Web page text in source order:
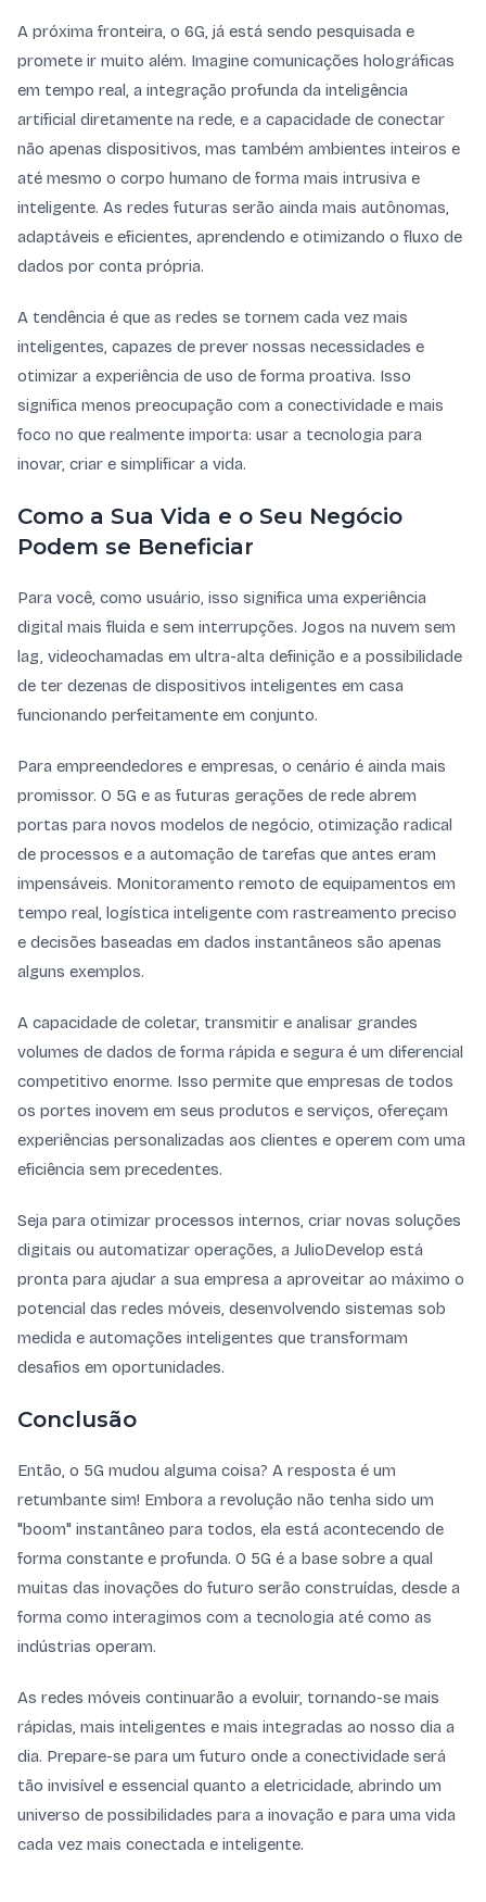
A próxima fronteira, o 6G, já está sendo pesquisada e
promete ir muito além. Imagine comunicações holográficas
em tempo real, a integração profunda da inteligência
artificial diretamente na rede, e a capacidade de conectar
não apenas dispositivos, mas também ambientes inteiros e
até mesmo o corpo humano de forma mais intrusiva e
inteligente. As redes futuras serão ainda mais autônomas,
adaptáveis e eficientes, aprendendo e otimizando o fluxo de
dados por conta própria.
A tendência é que as redes se tornem cada vez mais
inteligentes, capazes de prever nossas necessidades e
otimizar a experiência de uso de forma proativa. Isso
significa menos preocupação com a conectividade e mais
foco no que realmente importa: usar a tecnologia para
inovar, criar e simplificar a vida.
Como a Sua Vida e o Seu Negócio
Podem se Beneficiar
Para você, como usuário, isso significa uma experiência
digital mais fluida e sem interrupções. Jogos na nuvem sem
lag, videochamadas em ultra-alta definição e a possibilidade
de ter dezenas de dispositivos inteligentes em casa
funcionando perfeitamente em conjunto.
Para empreendedores e empresas, o cenário é ainda mais
promissor. O 5G e as futuras gerações de rede abrem
portas para novos modelos de negócio, otimização radical
de processos e a automação de tarefas que antes eram
impensáveis. Monitoramento remoto de equipamentos em
tempo real, logística inteligente com rastreamento preciso
e decisões baseadas em dados instantâneos são apenas
alguns exemplos.
A capacidade de coletar, transmitir e analisar grandes
volumes de dados de forma rápida e segura é um diferencial
competitivo enorme. Isso permite que empresas de todos
os portes inovem em seus produtos e serviços, ofereçam
experiências personalizadas aos clientes e operem com uma
eficiência sem precedentes.
Seja para otimizar processos internos, criar novas soluções
digitais ou automatizar operações, a JulioDevelop está
pronta para ajudar a sua empresa a aproveitar ao máximo o
potencial das redes móveis, desenvolvendo sistemas sob
medida e automações inteligentes que transformam
desafios em oportunidades.
Conclusão
Então, o 5G mudou alguma coisa? A resposta é um
retumbante sim! Embora a revolução não tenha sido um
"boom" instantâneo para todos, ela está acontecendo de
forma constante e profunda. O 5G é a base sobre a qual
muitas das inovações do futuro serão construídas, desde a
forma como interagimos com a tecnologia até como as
indústrias operam.
As redes móveis continuarão a evoluir, tornando-se mais
rápidas, mais inteligentes e mais integradas ao nosso dia a
dia. Prepare-se para um futuro onde a conectividade será
tão invisível e essencial quanto a eletricidade, abrindo um
universo de possibilidades para a inovação e para uma vida
cada vez mais conectada e inteligente.